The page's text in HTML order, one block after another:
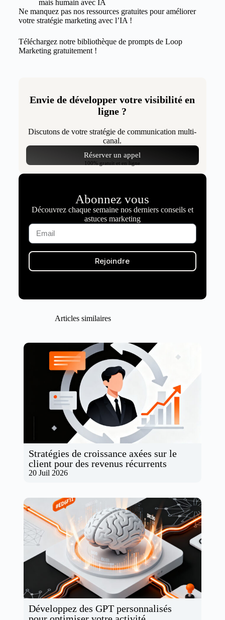
mais humain avec IA
Ne manquez pas nos ressources gratuites pour améliorer
votre stratégie marketing avec l’IA !
Téléchargez notre bibliothèque de prompts de Loop
Marketing gratuitement !
Envie de développer votre visibilité en
ligne ?
Discutons de votre stratégie de communication multi-
canal.
Réserver un appel
100% gratuit et en ligne
Abonnez vous
Découvrez chaque semaine nos derniers conseils et
astuces marketing
Rejoindre
Articles similaires
Stratégies de croissance axées sur le
client pour des revenus récurrents
20 Juil 2026
Développez des GPT personnalisés